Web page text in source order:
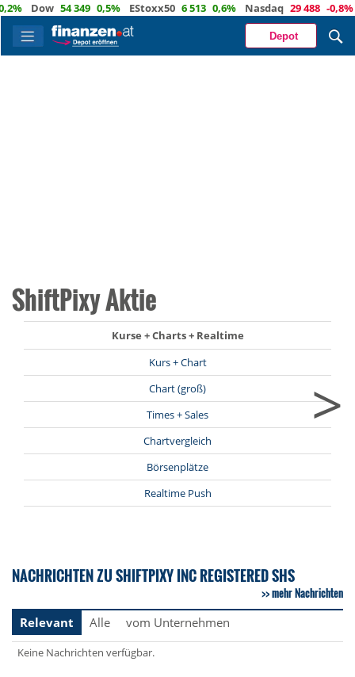
Dow 54 349 0,5% EStoxx50 6 513 0,6% Nasdaq 29 488 -0,8% Öl
Depot
ShiftPixy Aktie
Kurse + Charts + Realtime
Kurs + Chart
Chart (groß)
Times + Sales
Chartvergleich
Börsenplätze
Realtime Push
>
NACHRICHTEN ZU SHIFTPIXY INC REGISTERED SHS
mehr Nachrichten
Relevant
Alle vom Unternehmen
Keine Nachrichten verfügbar.